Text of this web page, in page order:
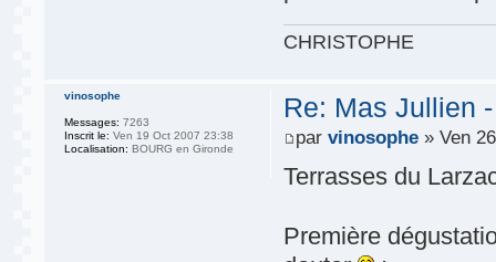
CHRISTOPHE
Re: Mas Jullien
parvinosophe » Ven
Terrasses du
Première
vinosophe
Messages: 7263
Inscrit le: Ven 19 Oct 2007 23:38
Localisation: BOURG en Gironde